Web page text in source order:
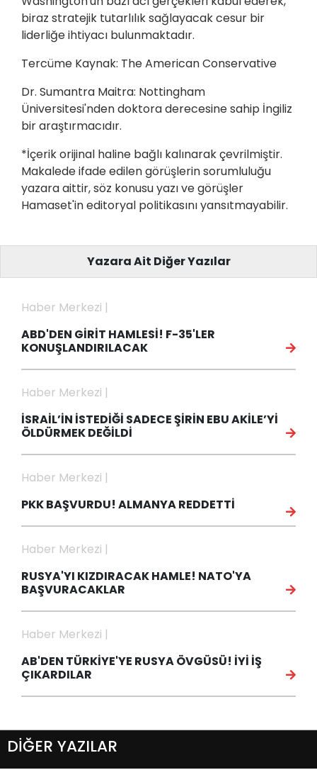
biraz stratejik tutarlılık sağlayacak cesur bir
liderliğe ihtiyacı bulunmaktadır.
Tercüme Kaynak: The American Conservative
Dr. Sumantra Maitra: Nottingham
Üniversitesi'nden doktora derecesine sahip İngiliz
bir araştırmacıdır.
*İçerik orijinal haline bağlı kalınarak çevrilmiştir.
Makalede ifade edilen görüşlerin sorumluluğu
yazara aittir, söz konusu yazı ve görüşler
Hamaset'in editoryal politikasını yansıtmayabilir.
Yazara Ait Diğer Yazılar
Haber Merkezi |
ABD'DEN GİRİT HAMLESİ! F-35'LER
KONUŞLANDIRILACAK
Haber Merkezi |
İSRAİL’İN İSTEDİĞİ SADECE ŞİRİN EBU AKİLE’Yİ
ÖLDÜRMEK DEĞİLDİ
Haber Merkezi |
PKK BAŞVURDU! ALMANYA REDDETTİ
Haber Merkezi |
RUSYA'YI KIZDIRACAK HAMLE! NATO'YA
BAŞVURACAKLAR
Haber Merkezi |
AB'DEN TÜRKİYE'YE RUSYA ÖVGÜSÜ! İYİ İŞ
ÇIKARDILAR
DİĞER YAZILAR